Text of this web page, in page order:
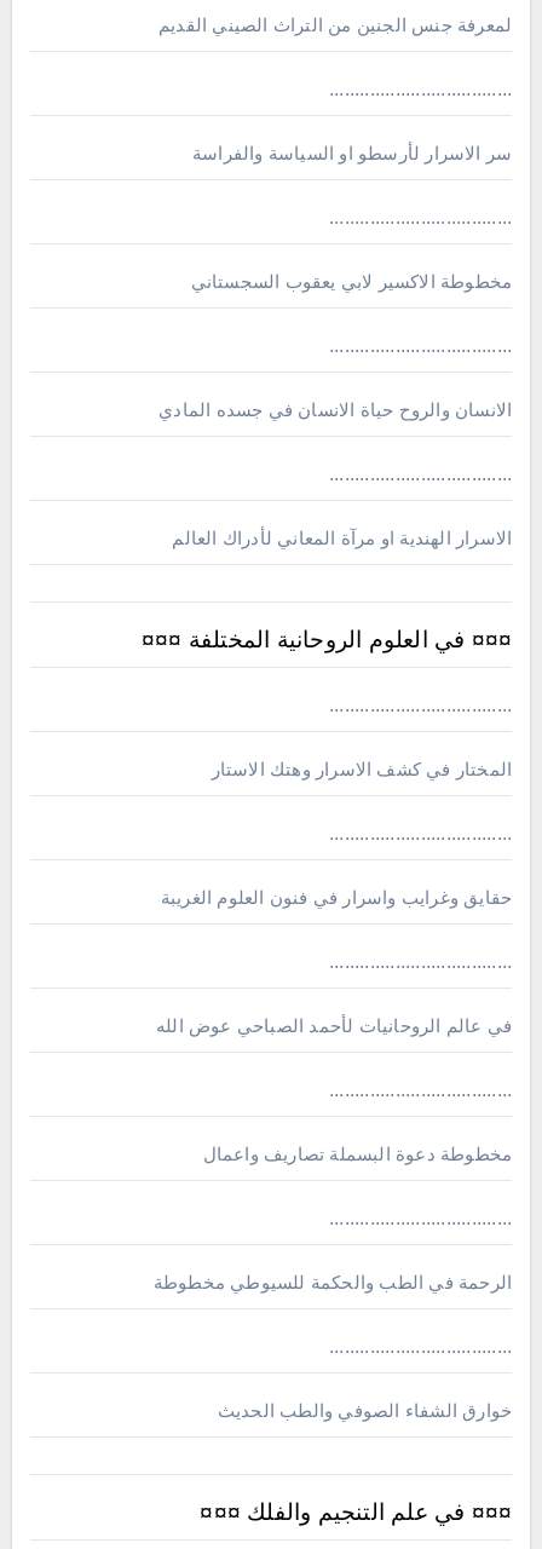
لمعرفة جنس الجنين من التراث الصيني القديم
....................................
سر الاسرار لأرسطو او السياسة والفراسة
....................................
مخطوطة الاكسير لابي يعقوب السجستاني
....................................
الانسان والروح حياة الانسان في جسده المادي
....................................
الاسرار الهندية او مرآة المعاني لأدراك العالم
¤¤¤ في العلوم الروحانية المختلفة ¤¤¤
....................................
المختار في كشف الاسرار وهتك الاستار
....................................
حقايق وغرايب واسرار في فنون العلوم الغريبة
....................................
في عالم الروحانيات لأحمد الصباحي عوض الله
....................................
مخطوطة دعوة البسملة تصاريف واعمال
....................................
الرحمة في الطب والحكمة للسيوطي مخطوطة
....................................
خوارق الشفاء الصوفي والطب الحديث
¤¤¤ في علم التنجيم والفلك ¤¤¤